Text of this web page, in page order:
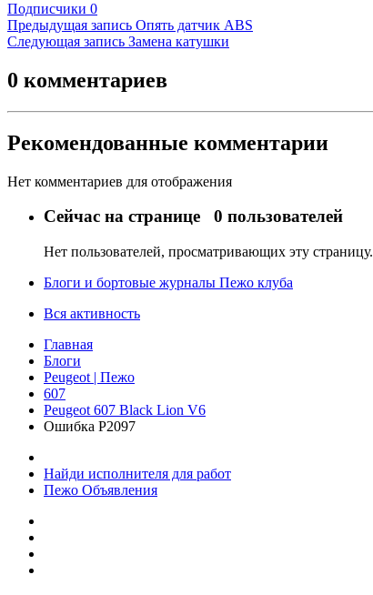
Подписчики 0
Предыдущая запись Опять датчик ABS
Следующая запись Замена катушки
0 комментариев
Рекомендованные комментарии
Нет комментариев для отображения
Сейчас на странице 0 пользователей
Нет пользователей, просматривающих эту страницу.
Блоги и бортовые журналы Пежо клуба
Вся активность
Главная
Блоги
Peugeot | Пежо
607
Peugeot 607 Black Lion V6
Ошибка Р2097
Найди исполнителя для работ
Пежо Объявления